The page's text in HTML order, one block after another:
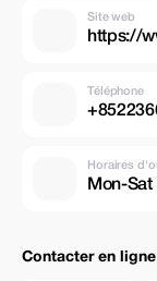
Site web
https://
Téléphone
Horaires
Mon-Sat
Contacter en ligne